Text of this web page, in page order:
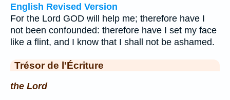
English Revised Version
For the Lord GOD will help me; therefore have I
not been confounded: therefore have I set my face
like a flint, and I know that I shall not be ashamed.
Trésor de l'Écriture
the Lord